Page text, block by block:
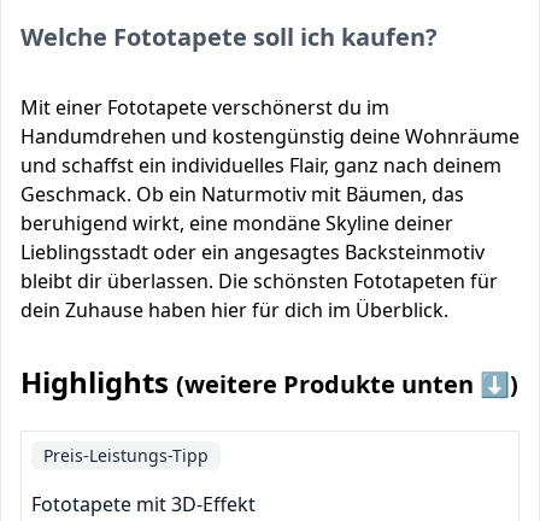
Welche Fototapete soll ich kaufen?
Mit einer Fototapete verschönerst du im
Handumdrehen und kostengünstig deine Wohnräume
und schaffst ein individuelles Flair, ganz nach deinem
Geschmack. Ob ein Naturmotiv mit Bäumen, das
beruhigend wirkt, eine mondäne Skyline deiner
Lieblingsstadt oder ein angesagtes Backsteinmotiv
bleibt dir überlassen. Die schönsten Fototapeten für
dein Zuhause haben hier für dich im Überblick.
Highlights (weitere Produkte unten ⬇️)
Preis-Leistungs-Tipp
Fototapete mit 3D-Effekt